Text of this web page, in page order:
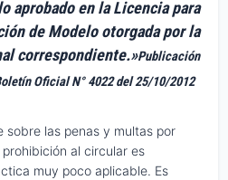
aprobado en la Licencia para
de Modelo otorgada por la
correspondiente.»Publicación
Oficial N° 4022 del 25/10/2012
sobre las penas y multas por
al circular es
muy poco aplicable. Es